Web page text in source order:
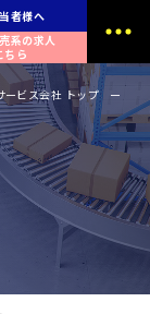
者様へ
系の求人
ちら
ービス会社 トップ